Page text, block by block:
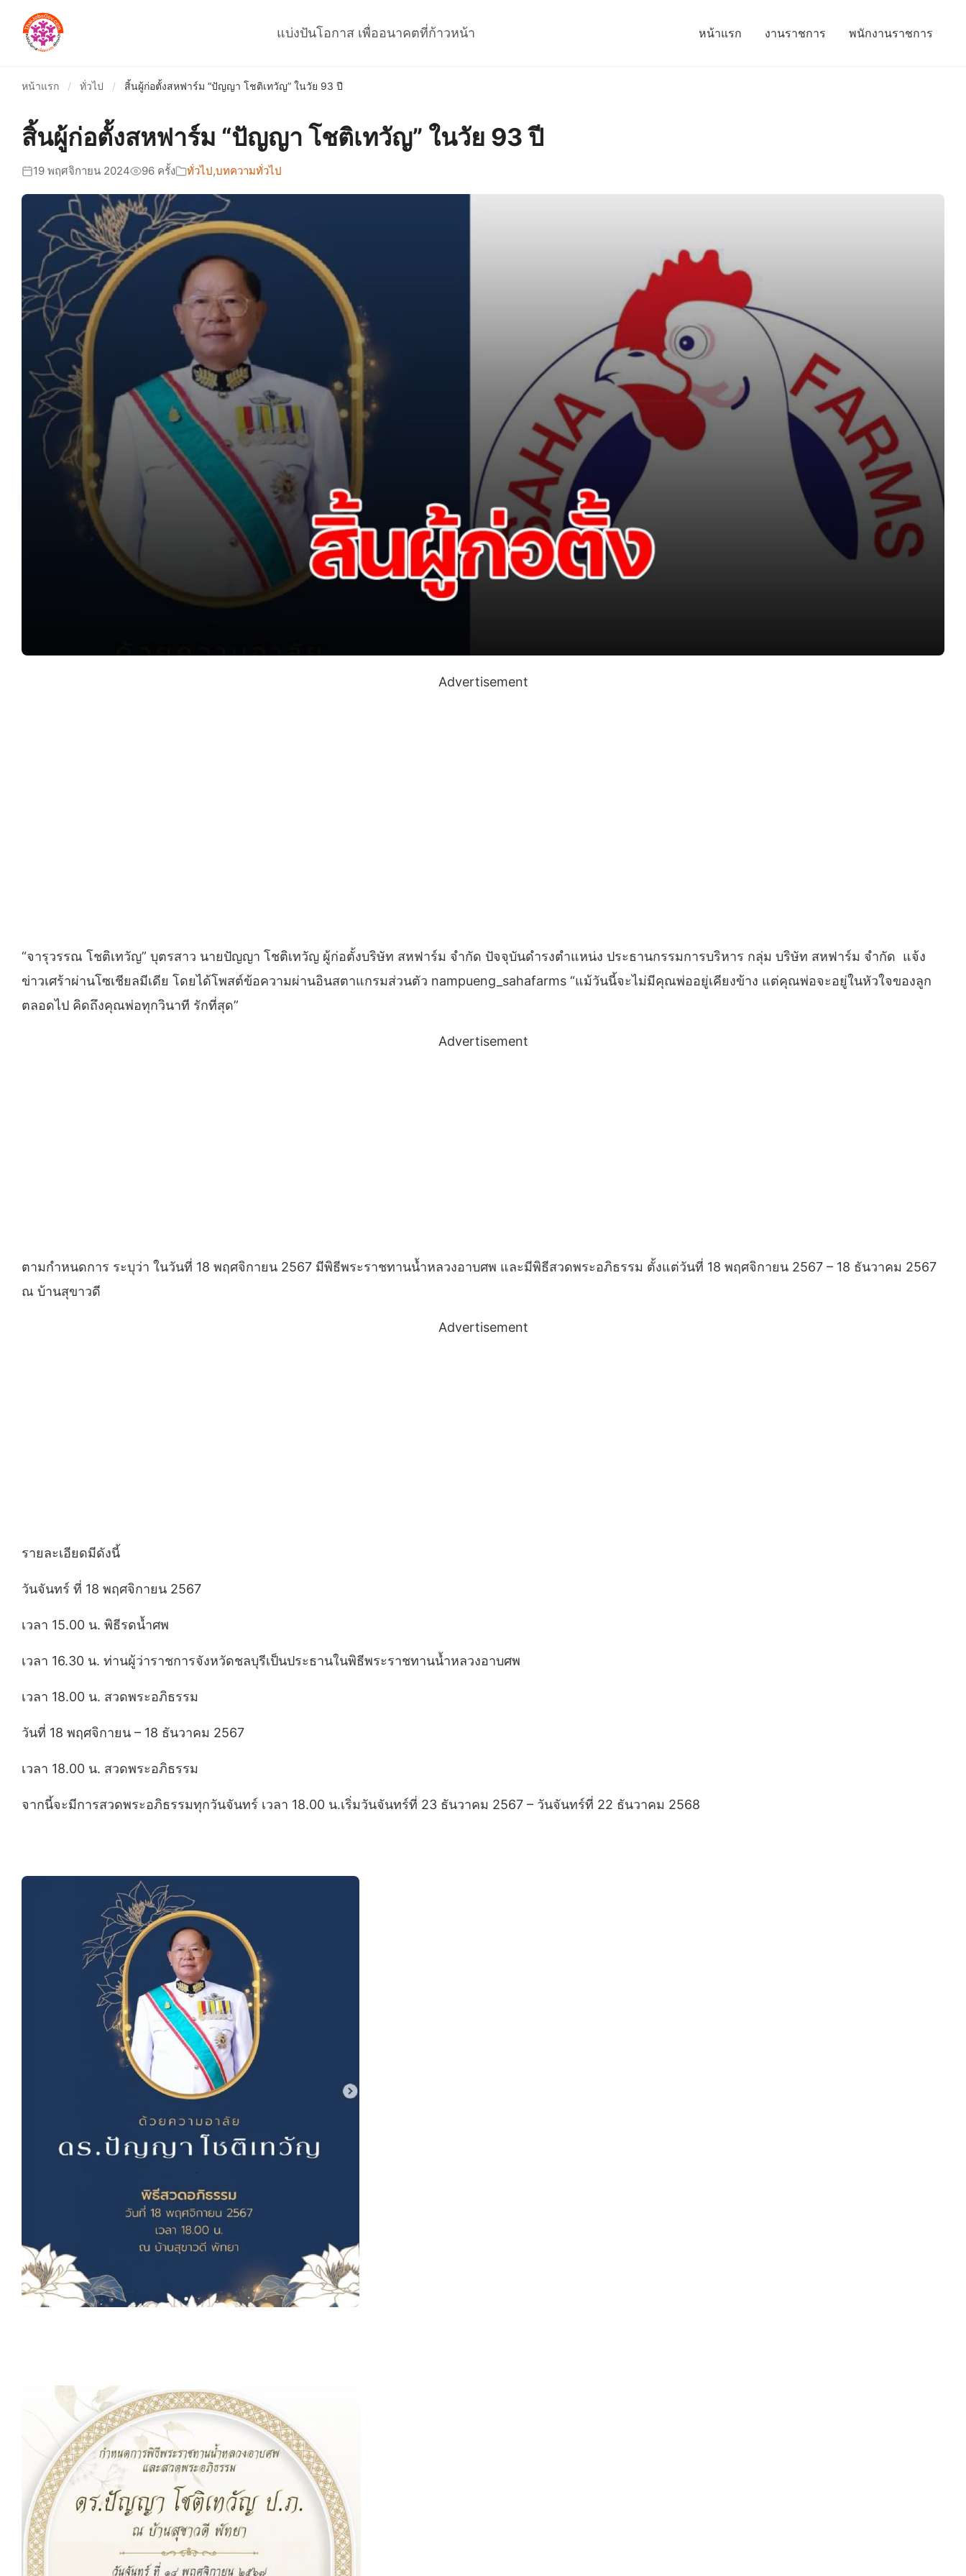
แบ่งปันโอกาส เพื่ออนาคตที่ก้าวหน้า หน้าแรก งานราชการ พนักงานราชการ
หน้าแรก / ทั่วไป / สิ้นผู้ก่อตั้งสหฟาร์ม “ปัญญา โชติเทวัญ” ในวัย 93 ปี
สิ้นผู้ก่อตั้งสหฟาร์ม “ปัญญา โชติเทวัญ” ในวัย 93 ปี
19 พฤศจิกายน 2024 96 ครั้ง ทั่วไป,บทความทั่วไป
Advertisement
“จารุวรรณ โชติเทวัญ” บุตรสาว นายปัญญา โชติเทวัญ ผู้ก่อตั้งบริษัท สหฟาร์ม จำกัด ปัจจุบันดำรงตำแหน่ง ประธานกรรมการบริหาร กลุ่ม บริษัท สหฟาร์ม จำกัด แจ้ง
ข่าวเศร้าผ่านโซเชียลมีเดีย โดยได้โพสต์ข้อความผ่านอินสตาแกรมส่วนตัว nampueng_sahafarms “แม้วันนี้จะไม่มีคุณพ่ออยู่เคียงข้าง แต่คุณพ่อจะอยู่ในหัวใจของลูก
ตลอดไป คิดถึงคุณพ่อทุกวินาที รักที่สุด”
Advertisement
ตามกำหนดการ ระบุว่า ในวันที่ 18 พฤศจิกายน 2567 มีพิธีพระราชทานน้ำหลวงอาบศพ และมีพิธีสวดพระอภิธรรม ตั้งแต่วันที่ 18 พฤศจิกายน 2567 – 18 ธันวาคม 2567
ณ บ้านสุขาวดี
Advertisement
รายละเอียดมีดังนี้
วันจันทร์ ที่ 18 พฤศจิกายน 2567
เวลา 15.00 น. พิธีรดน้ำศพ
เวลา 16.30 น. ท่านผู้ว่าราชการจังหวัดชลบุรีเป็นประธานในพิธีพระราชทานน้ำหลวงอาบศพ
เวลา 18.00 น. สวดพระอภิธรรม
วันที่ 18 พฤศจิกายน – 18 ธันวาคม 2567
เวลา 18.00 น. สวดพระอภิธรรม
จากนี้จะมีการสวดพระอภิธรรมทุกวันจันทร์ เวลา 18.00 น.เริ่มวันจันทร์ที่ 23 ธันวาคม 2567 – วันจันทร์ที่ 22 ธันวาคม 2568